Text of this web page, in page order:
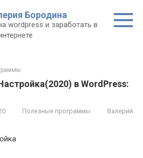
Бородина
wordpress и заработать в
в WordPress:
Полезные программы
Валерий